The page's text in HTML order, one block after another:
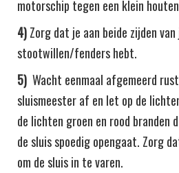
motorschip tegen een klein
4)Zorg dat je aan beide zijden
stootwillen/fenders hebt.
5) Wacht eenmaal afgemeerd
sluismeester af en let op de
de lichten groen en rood branden
de sluis spoedig opengaat. Zorg
om de sluis in te varen.